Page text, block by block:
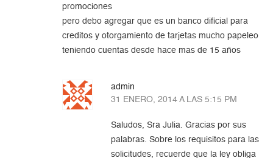
promociones
pero debo agregar que es un banco dificial para
creditos y otorgamiento de tarjetas mucho papeleo
teniendo cuentas desde hace mas de 15 años
admin
31 ENERO, 2014 A LAS 5:15 PM
Saludos, Sra Julia. Gracias por sus
palabras. Sobre los requisitos para las
solicitudes, recuerde que la ley obliga